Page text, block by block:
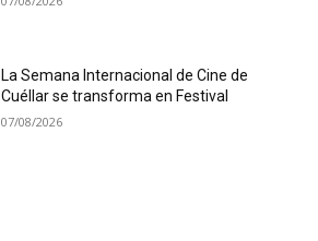
La Semana Internacional de Cine de
Cuéllar se transforma en Festival
07/08/2026